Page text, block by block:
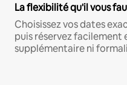
La flexibilité qu'il vous
Choisissez vos dates
puis réservez facilement
supplémentaire ni